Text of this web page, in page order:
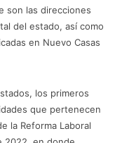
son las direcciones
del estado, así como
en Nuevo Casas
los primeros
que pertenecen
la Reforma Laboral